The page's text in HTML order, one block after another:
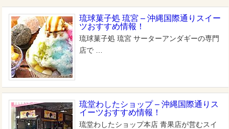
琉球菓子処 琉宮 – 沖縄国際通りスイー
ツおすすめ情報！
琉球菓子処 琉宮 サーターアンダギーの専門
店で …
琉堂わしたショップ – 沖縄国際通りス
イーツおすすめ情報！
琉堂わしたショップ本店 青果店が営むスイ